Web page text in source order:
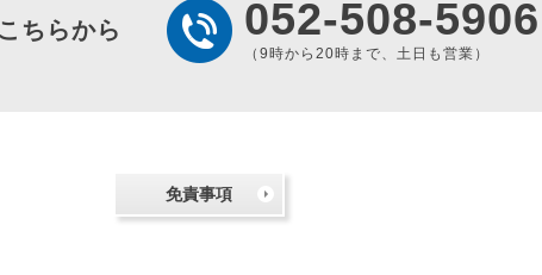
ちらから 052-508-5906
（9時から20時まで、土日も営業）
免責事項